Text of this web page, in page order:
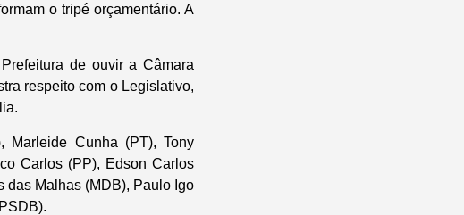
o tripé orçamentário. A
de ouvir a Câmara
respeito com o Legislativo,
Marleide Cunha (PT), Tony
Carlos (PP), Edson Carlos
das Malhas (MDB), Paulo Igo